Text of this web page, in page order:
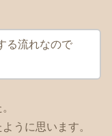
る流れなので
うに思います。